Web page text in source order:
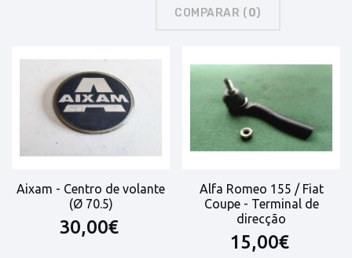
COMPARAR (0)
Aixam - Centro de volante
(Ø 70.5)
30,00€
Alfa Romeo 155 / Fiat
Coupe - Terminal de
direcção
15,00€